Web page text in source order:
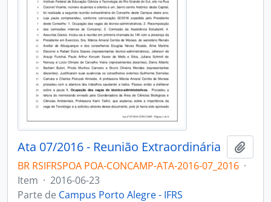
Ata 07/2016 - Reunião Extraordinária
BR RSIFRSPOA POA-CONCAMP-ATA-2016-07_2016 ·
Item · 2016-06-23
Parte de Campus Porto Alegre - IFRS